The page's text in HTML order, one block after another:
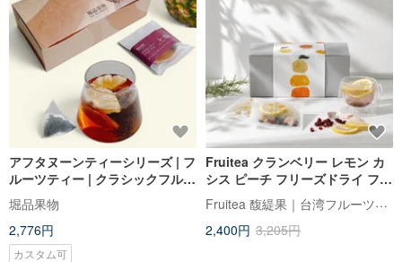
アフタヌーンティーシリーズ | フ
ルーツティー | クラシックフルー
ツ紅茶ギフトボックス (全 7 種類
のフレーバー体験)
堀品果物
2,776円
カスタム可
Fruitea クランベリー レモン カ
シス ピーチ フリーズドライ フル
ーツティー 10包入
Fruitea 馥緹果｜台湾フルーツティー
2,400円 3,205円